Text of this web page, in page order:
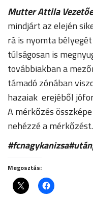
Mutter Attila
mindjárt az elején
rá is nyomta
túlságosan is
továbbiakban a
támadó zónában
hazaiak erejéből
A mérkőzés
nehézzé a mérkőzést.
Megosztás: